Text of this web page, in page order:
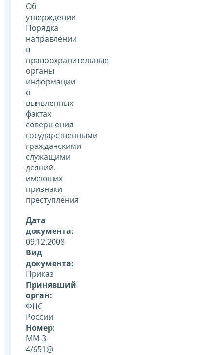
Об
утверждении
Порядка
направлении
в
правоохранительные
органы
информации
о
выявленных
фактах
совершения
государственными
гражданскими
служащими
деяний,
имеющих
признаки
преступления
Дата
документа:
09.12.2008
Вид
документа:
Приказ
Принявший
орган:
ФНС
России
Номер:
ММ-3-
4/651@